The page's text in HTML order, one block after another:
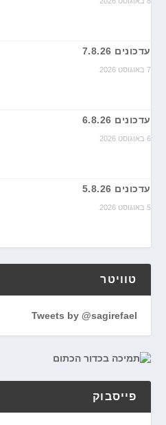
עדכונים 7.8.26
7 באוגוסט 2026
עדכונים 6.8.26
6 באוגוסט 2026
עדכונים 5.8.26
5 באוגוסט 2026
טוויטר
Tweets by @sagirefael
פייסבוק